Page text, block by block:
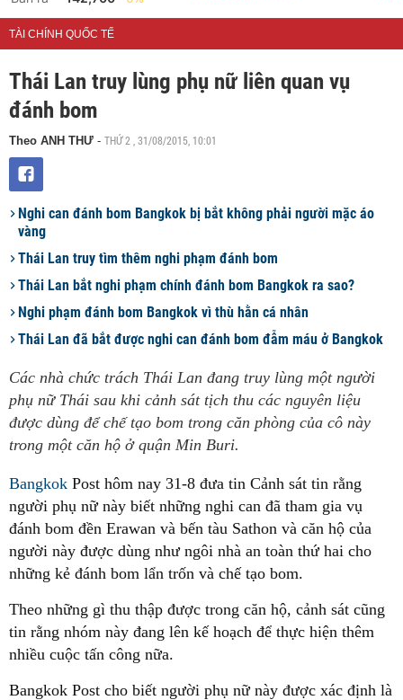
TÀI CHÍNH QUỐC TẾ
Thái Lan truy lùng phụ nữ liên quan vụ
đánh bom
Theo ANH THƯ - THỨ 2 , 31/08/2015, 10:01
Nghi can đánh bom Bangkok bị bắt không phải người mặc áo
vàng
Thái Lan truy tìm thêm nghi phạm đánh bom
Thái Lan bắt nghi phạm chính đánh bom Bangkok ra sao?
Nghi phạm đánh bom Bangkok vì thù hằn cá nhân
Thái Lan đã bắt được nghi can đánh bom đẫm máu ở Bangkok
Các nhà chức trách Thái Lan đang truy lùng một người
phụ nữ Thái sau khi cảnh sát tịch thu các nguyên liệu
được dùng để chế tạo bom trong căn phòng của cô này
trong một căn hộ ở quận Min Buri.
Bangkok Post hôm nay 31-8 đưa tin Cảnh sát tin rằng
người phụ nữ này biết những nghi can đã tham gia vụ
đánh bom đền Erawan và bến tàu Sathon và căn hộ của
người này được dùng như ngôi nhà an toàn thứ hai cho
những kẻ đánh bom lẩn trốn và chế tạo bom.
Theo những gì thu thập được trong căn hộ, cảnh sát cũng
tin rằng nhóm này đang lên kế hoạch để thực hiện thêm
nhiều cuộc tấn công nữa.
Bangkok Post cho biết người phụ nữ này được xác định là